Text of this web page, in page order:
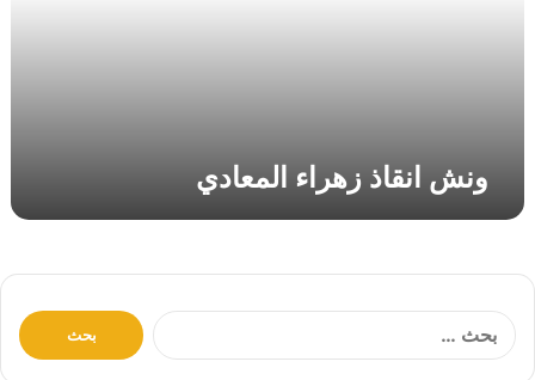
ا
ع
ي
ونش انقاذ زهراء المعادي